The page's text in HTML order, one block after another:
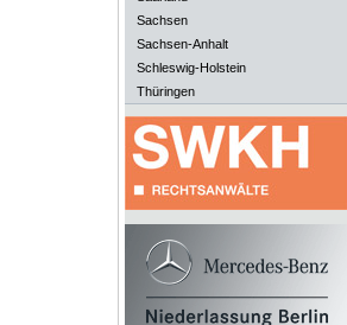
Sachsen
Sachsen-Anhalt
Schleswig-Holstein
Thüringen